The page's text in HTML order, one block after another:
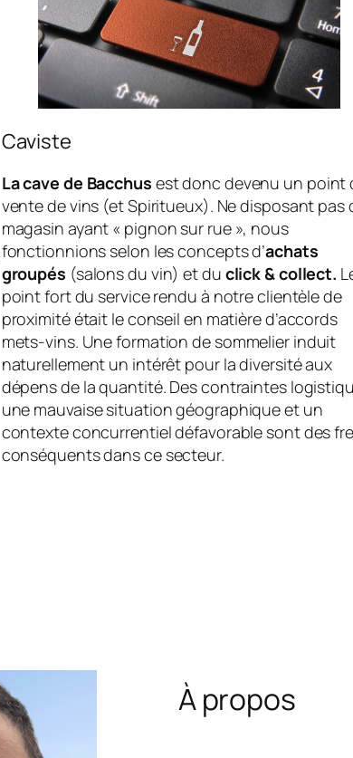
Caviste
La cave de Bacchus est donc devenu un point
vente de vins (et Spiritueux). Ne disposant pas
magasin ayant « pignon sur rue », nous
fonctionnions selon les concepts d’achats
groupés (salons du vin) et du click & collect.
point fort du service rendu à notre clientèle de
proximité était le conseil en matière d’accords
mets-vins. Une formation de sommelier induit
naturellement un intérêt pour la diversité aux
dépens de la quantité. Des contraintes
une mauvaise situation géographique et un
contexte concurrentiel défavorable sont des
conséquents dans ce secteur.
À propos